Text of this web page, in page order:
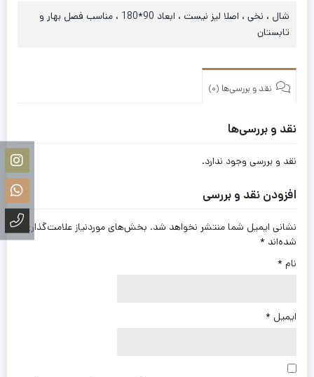
شال ، نخی ، اصلا لیز نیست ، ابعاد 90*180 ، مناسب فصل بهار و
تابستان
نقد و بررسی‌ها (0)
نقد و بررسی‌ها
نقد و بررسی وجود ندارد.
افزودن نقد و بررسی
نشانی ایمیل شما منتشر نخواهد شد. بخش‌های موردنیاز علامت‌گذاری
شده‌اند *
نام *
ایمیل *